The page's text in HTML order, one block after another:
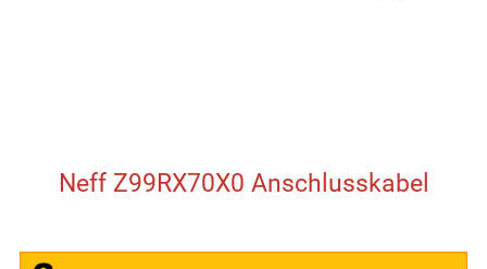
Neff Z99RX70X0 Anschlusskabel